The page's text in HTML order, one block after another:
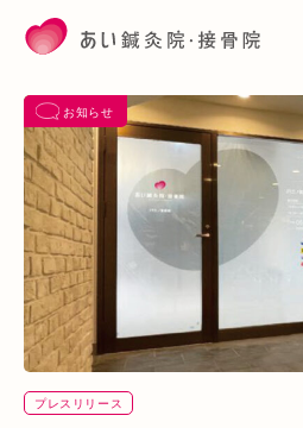
お知らせ
プレスリリース